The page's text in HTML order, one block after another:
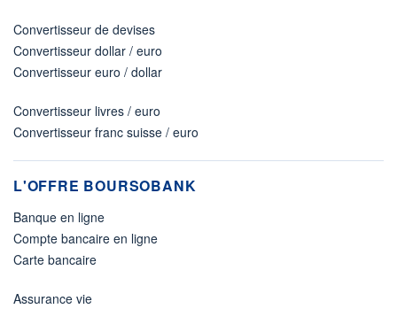
Convertisseur de devises
Convertisseur dollar / euro
Convertisseur euro / dollar
Convertisseur livres / euro
Convertisseur franc suisse / euro
L'OFFRE BOURSOBANK
Banque en ligne
Compte bancaire en ligne
Carte bancaire
Assurance vie